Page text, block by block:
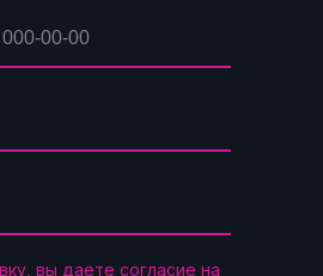
вы даете согласие на